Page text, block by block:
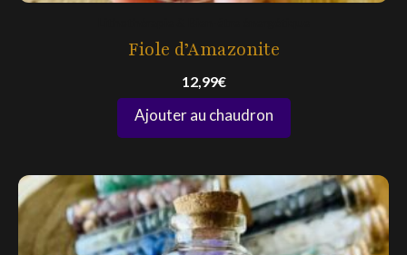
Fiole d’Amazonite
12,99€